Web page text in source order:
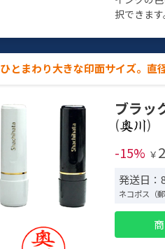
択できます
ひとまわり大きな印面サイズ。直
ブラッ
(
)
-15% ￥
発送日：
ネコポス（